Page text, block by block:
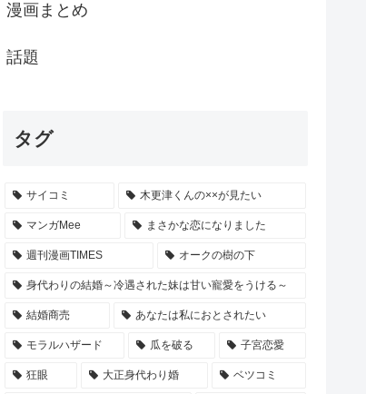
漫画まとめ
話題
タグ
サイコミ 木更津くんの××が見たい
マンガMee まさかな恋になりました
週刊漫画TIMES オークの樹の下
身代わりの結婚～冷遇された妹は甘い寵愛をうける～
結婚商売 あなたは私におとされたい
モラルハザード 瓜を破る 子宮恋愛
狂眼 大正身代わり婚 ベツコミ